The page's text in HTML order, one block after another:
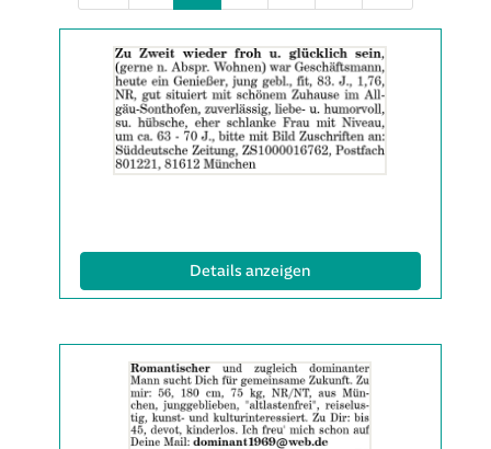
der
Anzeige
2065334
anzeigen
|
Info:
Details anzeigen(ID: 2065334)
der
Anzeige
2063141